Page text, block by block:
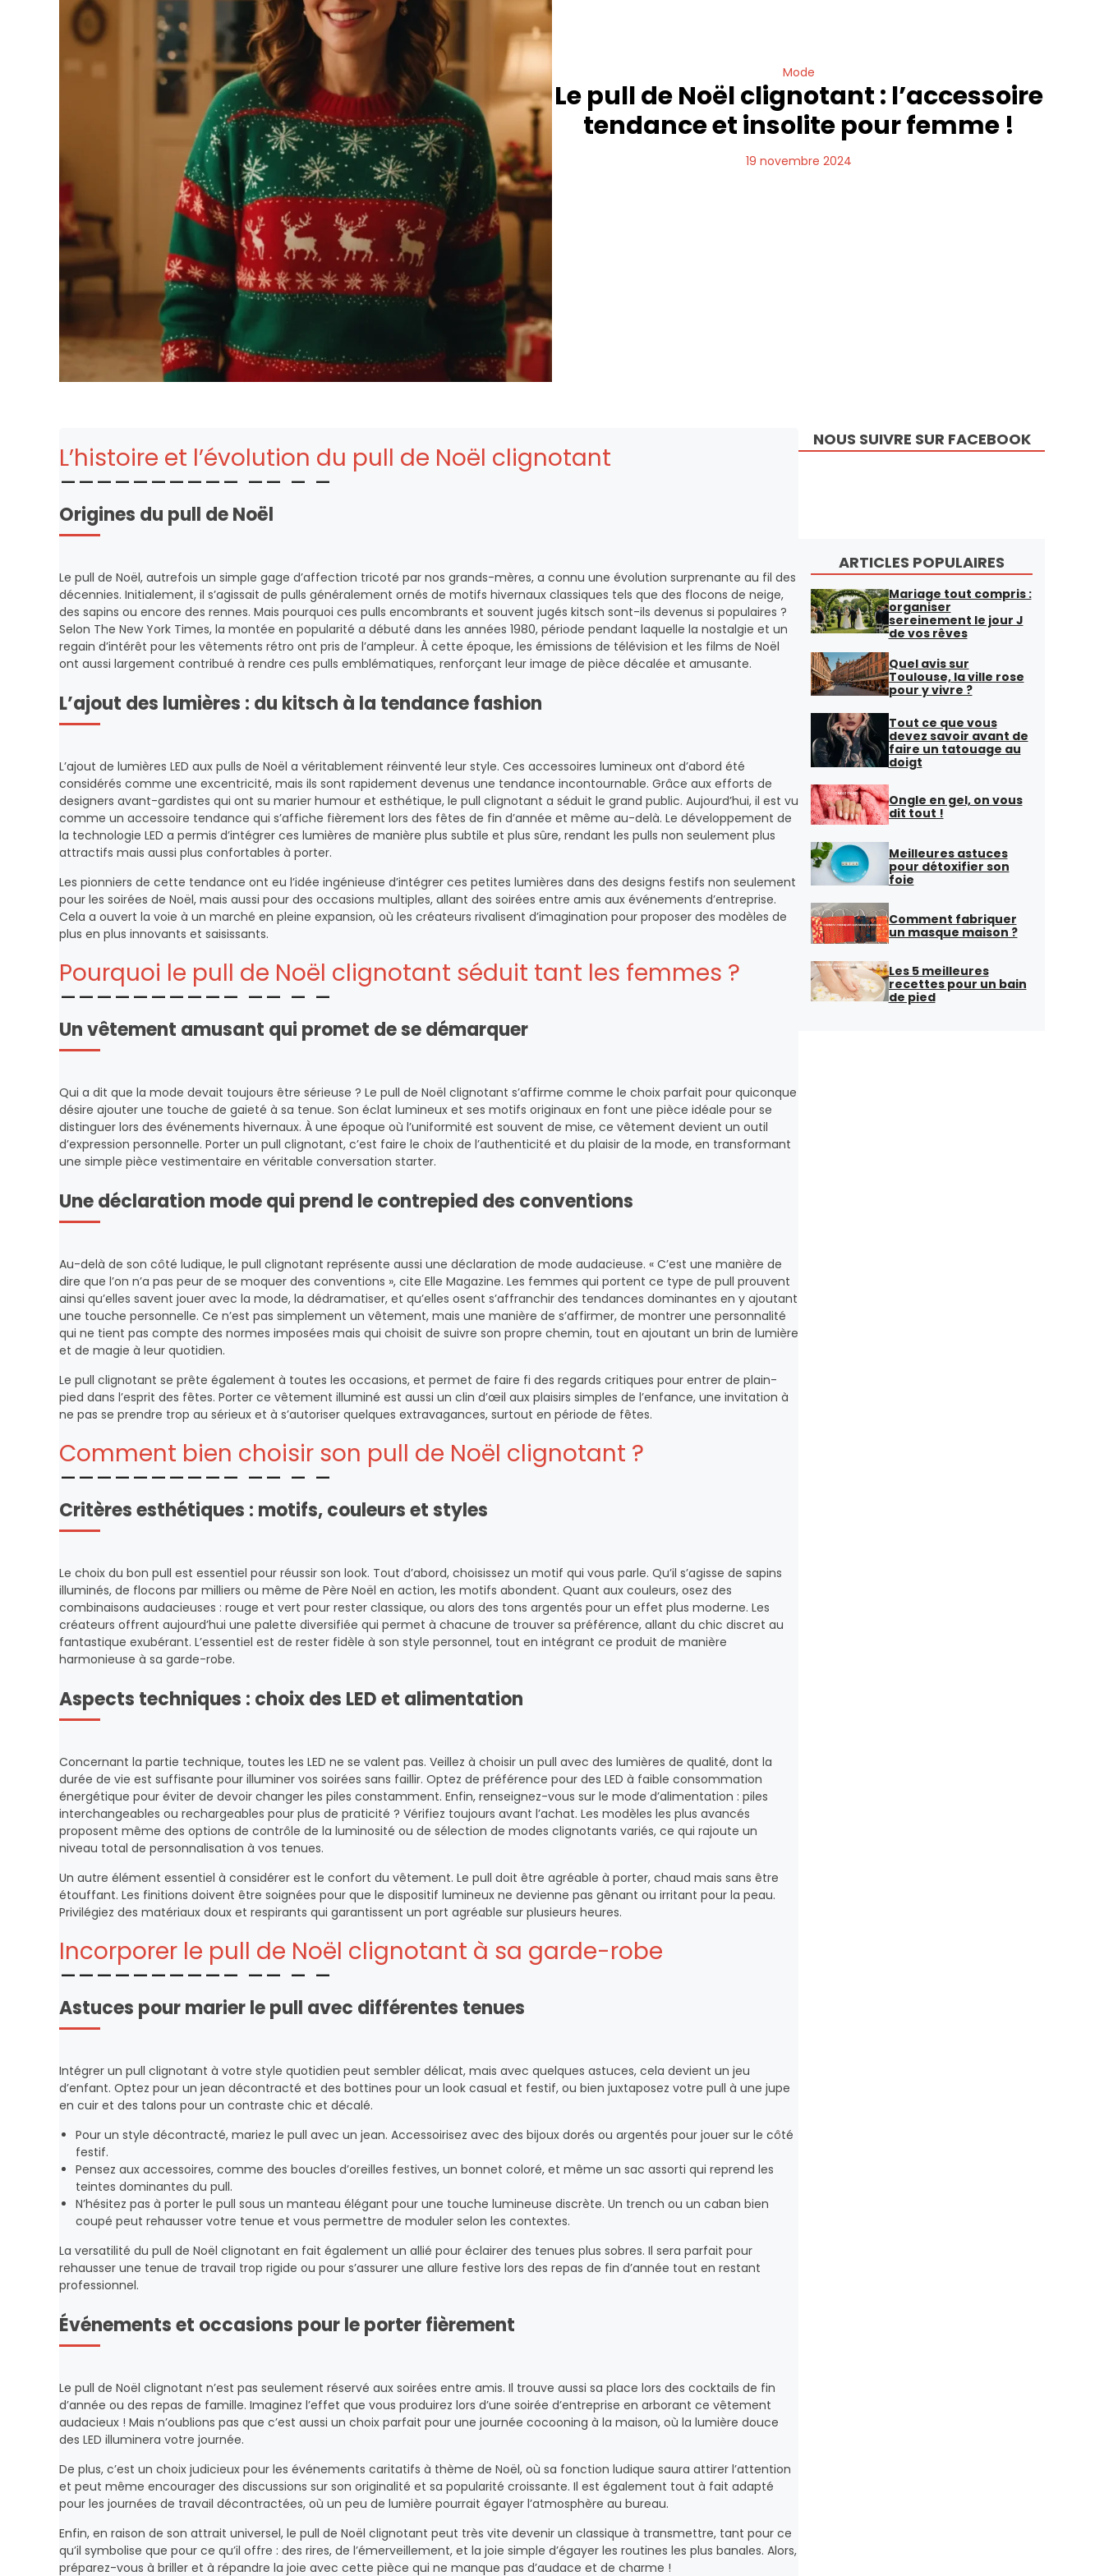
Mode
Le pull de Noël clignotant : l’accessoire
tendance et insolite pour femme !
19 novembre 2024
L’histoire et l’évolution du pull de Noël clignotant
Origines du pull de Noël
Le pull de Noël, autrefois un simple gage d’affection tricoté par nos grands-mères, a connu une évolution surprenante au fil des
décennies. Initialement, il s’agissait de pulls généralement ornés de motifs hivernaux classiques tels que des flocons de neige,
des sapins ou encore des rennes. Mais pourquoi ces pulls encombrants et souvent jugés kitsch sont-ils devenus si populaires ?
Selon The New York Times, la montée en popularité a débuté dans les années 1980, période pendant laquelle la nostalgie et un
regain d’intérêt pour les vêtements rétro ont pris de l’ampleur. À cette époque, les émissions de télévision et les films de Noël
ont aussi largement contribué à rendre ces pulls emblématiques, renforçant leur image de pièce décalée et amusante.
L’ajout des lumières : du kitsch à la tendance fashion
L’ajout de lumières LED aux pulls de Noël a véritablement réinventé leur style. Ces accessoires lumineux ont d’abord été
considérés comme une excentricité, mais ils sont rapidement devenus une tendance incontournable. Grâce aux efforts de
designers avant-gardistes qui ont su marier humour et esthétique, le pull clignotant a séduit le grand public. Aujourd’hui, il est vu
comme un accessoire tendance qui s’affiche fièrement lors des fêtes de fin d’année et même au-delà. Le développement de
la technologie LED a permis d’intégrer ces lumières de manière plus subtile et plus sûre, rendant les pulls non seulement plus
attractifs mais aussi plus confortables à porter.
Les pionniers de cette tendance ont eu l’idée ingénieuse d’intégrer ces petites lumières dans des designs festifs non seulement
pour les soirées de Noël, mais aussi pour des occasions multiples, allant des soirées entre amis aux événements d’entreprise.
Cela a ouvert la voie à un marché en pleine expansion, où les créateurs rivalisent d’imagination pour proposer des modèles de
plus en plus innovants et saisissants.
Pourquoi le pull de Noël clignotant séduit tant les femmes ?
Un vêtement amusant qui promet de se démarquer
Qui a dit que la mode devait toujours être sérieuse ? Le pull de Noël clignotant s’affirme comme le choix parfait pour quiconque
désire ajouter une touche de gaieté à sa tenue. Son éclat lumineux et ses motifs originaux en font une pièce idéale pour se
distinguer lors des événements hivernaux. À une époque où l’uniformité est souvent de mise, ce vêtement devient un outil
d’expression personnelle. Porter un pull clignotant, c’est faire le choix de l’authenticité et du plaisir de la mode, en transformant
une simple pièce vestimentaire en véritable conversation starter.
Une déclaration mode qui prend le contrepied des conventions
Au-delà de son côté ludique, le pull clignotant représente aussi une déclaration de mode audacieuse. « C’est une manière de
dire que l’on n’a pas peur de se moquer des conventions », cite Elle Magazine. Les femmes qui portent ce type de pull prouvent
ainsi qu’elles savent jouer avec la mode, la dédramatiser, et qu’elles osent s’affranchir des tendances dominantes en y ajoutant
une touche personnelle. Ce n’est pas simplement un vêtement, mais une manière de s’affirmer, de montrer une personnalité
qui ne tient pas compte des normes imposées mais qui choisit de suivre son propre chemin, tout en ajoutant un brin de lumière
et de magie à leur quotidien.
Le pull clignotant se prête également à toutes les occasions, et permet de faire fi des regards critiques pour entrer de plain-
pied dans l’esprit des fêtes. Porter ce vêtement illuminé est aussi un clin d’œil aux plaisirs simples de l’enfance, une invitation à
ne pas se prendre trop au sérieux et à s’autoriser quelques extravagances, surtout en période de fêtes.
Comment bien choisir son pull de Noël clignotant ?
Critères esthétiques : motifs, couleurs et styles
Le choix du bon pull est essentiel pour réussir son look. Tout d’abord, choisissez un motif qui vous parle. Qu’il s’agisse de sapins
illuminés, de flocons par milliers ou même de Père Noël en action, les motifs abondent. Quant aux couleurs, osez des
combinaisons audacieuses : rouge et vert pour rester classique, ou alors des tons argentés pour un effet plus moderne. Les
créateurs offrent aujourd’hui une palette diversifiée qui permet à chacune de trouver sa préférence, allant du chic discret au
fantastique exubérant. L’essentiel est de rester fidèle à son style personnel, tout en intégrant ce produit de manière
harmonieuse à sa garde-robe.
Aspects techniques : choix des LED et alimentation
Concernant la partie technique, toutes les LED ne se valent pas. Veillez à choisir un pull avec des lumières de qualité, dont la
durée de vie est suffisante pour illuminer vos soirées sans faillir. Optez de préférence pour des LED à faible consommation
énergétique pour éviter de devoir changer les piles constamment. Enfin, renseignez-vous sur le mode d’alimentation : piles
interchangeables ou rechargeables pour plus de praticité ? Vérifiez toujours avant l’achat. Les modèles les plus avancés
proposent même des options de contrôle de la luminosité ou de sélection de modes clignotants variés, ce qui rajoute un
niveau total de personnalisation à vos tenues.
Un autre élément essentiel à considérer est le confort du vêtement. Le pull doit être agréable à porter, chaud mais sans être
étouffant. Les finitions doivent être soignées pour que le dispositif lumineux ne devienne pas gênant ou irritant pour la peau.
Privilégiez des matériaux doux et respirants qui garantissent un port agréable sur plusieurs heures.
Incorporer le pull de Noël clignotant à sa garde-robe
Astuces pour marier le pull avec différentes tenues
Intégrer un pull clignotant à votre style quotidien peut sembler délicat, mais avec quelques astuces, cela devient un jeu
d’enfant. Optez pour un jean décontracté et des bottines pour un look casual et festif, ou bien juxtaposez votre pull à une jupe
en cuir et des talons pour un contraste chic et décalé.
Pour un style décontracté, mariez le pull avec un jean. Accessoirisez avec des bijoux dorés ou argentés pour jouer sur le côté
festif.
Pensez aux accessoires, comme des boucles d’oreilles festives, un bonnet coloré, et même un sac assorti qui reprend les
teintes dominantes du pull.
N’hésitez pas à porter le pull sous un manteau élégant pour une touche lumineuse discrète. Un trench ou un caban bien
coupé peut rehausser votre tenue et vous permettre de moduler selon les contextes.
La versatilité du pull de Noël clignotant en fait également un allié pour éclairer des tenues plus sobres. Il sera parfait pour
rehausser une tenue de travail trop rigide ou pour s’assurer une allure festive lors des repas de fin d’année tout en restant
professionnel.
Événements et occasions pour le porter fièrement
Le pull de Noël clignotant n’est pas seulement réservé aux soirées entre amis. Il trouve aussi sa place lors des cocktails de fin
d’année ou des repas de famille. Imaginez l’effet que vous produirez lors d’une soirée d’entreprise en arborant ce vêtement
audacieux ! Mais n’oublions pas que c’est aussi un choix parfait pour une journée cocooning à la maison, où la lumière douce
des LED illuminera votre journée.
De plus, c’est un choix judicieux pour les événements caritatifs à thème de Noël, où sa fonction ludique saura attirer l’attention
et peut même encourager des discussions sur son originalité et sa popularité croissante. Il est également tout à fait adapté
pour les journées de travail décontractées, où un peu de lumière pourrait égayer l’atmosphère au bureau.
Enfin, en raison de son attrait universel, le pull de Noël clignotant peut très vite devenir un classique à transmettre, tant pour ce
qu’il symbolise que pour ce qu’il offre : des rires, de l’émerveillement, et la joie simple d’égayer les routines les plus banales. Alors,
préparez-vous à briller et à répandre la joie avec cette pièce qui ne manque pas d’audace et de charme !
NOUS SUIVRE SUR FACEBOOK
ARTICLES POPULAIRES
Mariage tout compris :
organiser
sereinement le jour J
de vos rêves
Quel avis sur
Toulouse, la ville rose
pour y vivre ?
Tout ce que vous
devez savoir avant de
faire un tatouage au
doigt
Ongle en gel, on vous
dit tout !
Meilleures astuces
pour détoxifier son
foie
Comment fabriquer
un masque maison ?
Les 5 meilleures
recettes pour un bain
de pied